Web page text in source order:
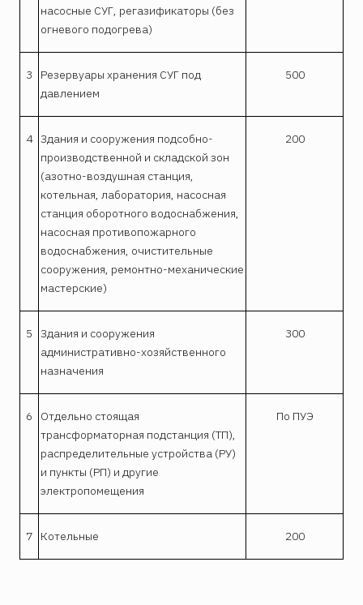
насосные СУГ, регазификаторы (без
огневого подогрева)
3
Резервуары хранения СУГ под
давлением
500
4 Здания и сооружения подсобно-
производственной и складской зон
(азотно-воздушная станция,
котельная, лаборатория, насосная
станция оборотного водоснабжения,
насосная противопожарного
водоснабжения, очистительные
сооружения, ремонтно-механические
мастерские)
200
5
Здания и сооружения
административно-хозяйственного
назначения
300
6
Отдельно стоящая
трансформаторная подстанция (ТП),
распределительные устройства (РУ)
и пункты (РП) и другие
электропомещения
По ПУЭ
7 Котельные 200